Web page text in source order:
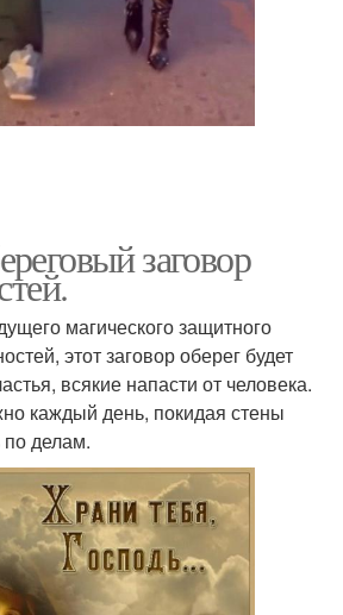
заговор
магического защитного
этот заговор оберег будет
всякие напасти от человека.
каждый день, покидая стены
делам.